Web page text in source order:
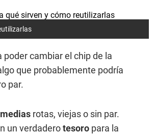
cambiar el chip de la
que probablemente podría
par.
medias rotas, viejas o sin par.
un verdaderotesoro para la